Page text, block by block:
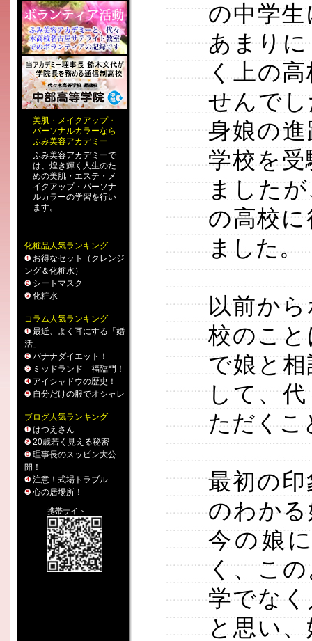
美肌 ・ メイクアップ・
パーソナルカラーなら
ふみ美容アカデミー
ふみ美容アカデミーで
は、煌き輝く人生のた
めの美肌・エステ ・ メ
イクアップ・ パーソナ
ルカラーの学習を行い
ます。
化粧品人気ランキング
お得なセット（クレンジ
ング＆化粧水）
シートマスク
化粧水
コラム人気ランキング
最近、よく耳にする「婚
活」
バナナダイエット！
ミッドランド 福臨門！
アイシャドウの歴史！
自分だけの服でオシャレ
ブログ人気ランキング
はつえさん
20歳若く見える秘密
理事長のスッピン大公
開！
注意！式場トラブル
心の居場所！
携帯サイト
の中学
あまり
く上の
せんで
身娘の
学校を
ました
の高校
ました。
以前か
校のこ
で娘と
して、
ただくこ
最初の
のわか
今の娘
く、こ
学でな
と思い